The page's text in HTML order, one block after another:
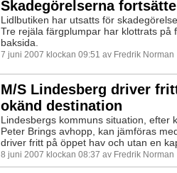
Skadegörelserna
Lidlbutiken har utsatts för
Tre rejäla färgplumpar har klottrats på
baksida.
7 juni 2007 klockan 09:51 av Fredrik Norman
M/S Lindesberg driver
okänd destination
Lindesbergs kommuns situation, efter
Peter Brings avhopp, kan jämföras
driver fritt på öppet hav och utan en
8 juni 2007 klockan 08:37 av Fredrik Norman